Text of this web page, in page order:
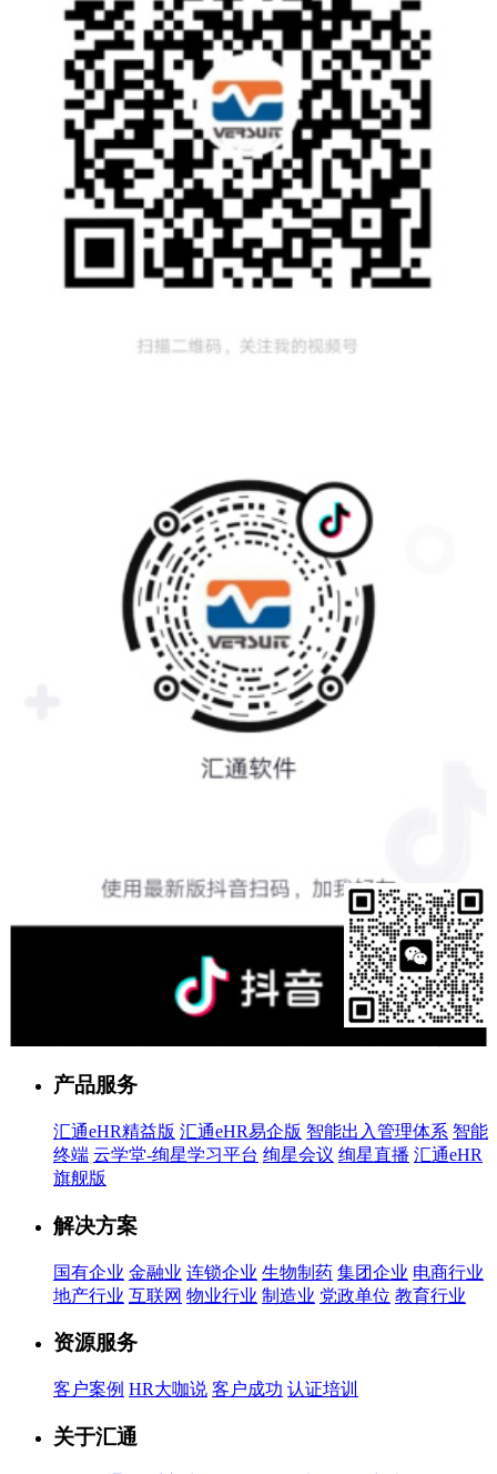
产品服务
汇通eHR精益版 汇通eHR易企版 智能出入管理体系 智能
终端 云学堂-绚星学习平台 绚星会议 绚星直播 汇通eHR
旗舰版
解决方案
国有企业 金融业 连锁企业 生物制药 集团企业 电商行业
地产行业 互联网 物业行业 制造业 党政单位 教育行业
资源服务
客户案例 HR大咖说 客户成功 认证培训
关于汇通